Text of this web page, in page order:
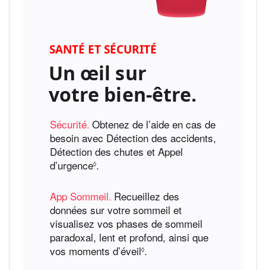
SANTÉ ET SÉCURITÉ
Un œil sur
votre bien‑être.
Sécurité. Obtenez de l’aide en cas de
besoin avec Détection des accidents,
Détection des chutes et Appel
d’urgence◊Voir
mentions
légales
.
App Sommeil. Recueillez des
données sur votre sommeil et
visualisez vos phases de sommeil
paradoxal, lent et profond, ainsi que
vos moments d’éveil◊Voir
.